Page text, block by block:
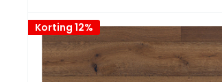
Korting 12%